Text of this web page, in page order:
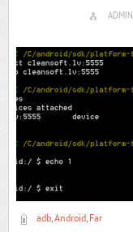
ADMIN
adb,Android, Far